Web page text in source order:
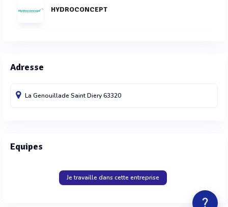
HYDROCONCEPT
Adresse
La Genouillade Saint Diery63320
Equipes
Je travaille dans cette entreprise